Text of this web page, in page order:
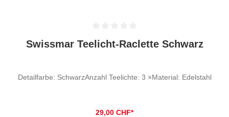
Durchschnittliche Bewertung von 0 von 5 Sternen
Swissmar Teelicht-Raclette Schwarz
Detailfarbe: SchwarzAnzahl Teelichte: 3 ×Material: Edelstahl
29,00 CHF*